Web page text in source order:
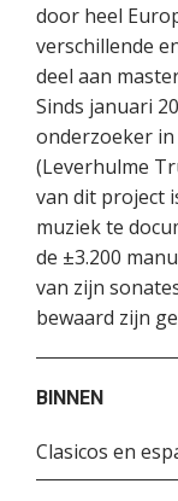
door heel
verschillende
deel aan
Sinds januari
onderzoeker
(Leverhulme
van dit project
muziek te
de ±3.200
van zijn
bewaard zijn
BINNEN
Clasicos en